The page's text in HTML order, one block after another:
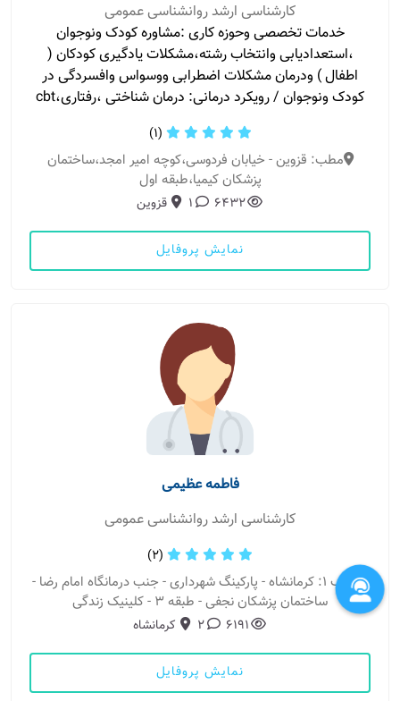
کارشناسی ارشد روانشناسی عمومی
خدمات تخصصی وحوزه کاری :مشاوره کودک ونوجوان
،استعدادیابی وانتخاب رشته،مشکلات یادگیری کودکان (
اطفال ) ودرمان مشکلات اضطرابی ووسواس وافسردگی در
کودک ونوجوان / رویکرد درمانی: درمان شناختی ،رفتاری،cbt
(1)
مطب: قزوین - خیابان فردوسی،کوچه امیر امجد،ساختمان
پزشکان کیمیا،طبقه اول
6432
1 قزوین
نمایش پروفایل
فاطمه عظیمی
کارشناسی ارشد روانشناسی عمومی
(2)
مطب 1: کرمانشاه - پارکینگ شهرداری - جنب درمانگاه امام رضا -
ساختمان پزشکان نجفی - طبقه ۳ - کلینیک زندگی
6191
2 کرمانشاه
نمایش پروفایل